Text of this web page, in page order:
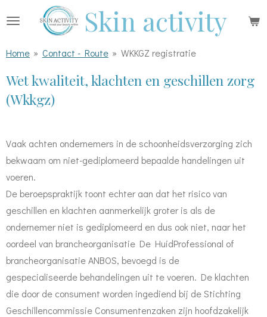
hoofdinhoud
Skin activity
Home » Contact - Route » WKKGZ registratie
Wet kwaliteit, klachten en geschillen zorg
(Wkkgz)
Vaak achten ondernemers in de schoonheidsverzorging zich
bekwaam om niet-gediplomeerd bepaalde handelingen uit
voeren.
De beroepspraktijk toont echter aan dat het risico van
geschillen en klachten aanmerkelijk groter is als de
ondernemer niet is gediplomeerd en dus ook niet, naar het
oordeel van brancheorganisatie De HuidProfessional of
brancheorganisatie ANBOS, bevoegd is de
gespecialiseerde behandelingen uit te voeren. De klachten
die door de consument worden ingediend bij de Stichting
Geschillencommissie Consumentenzaken zijn hoofdzakelijk